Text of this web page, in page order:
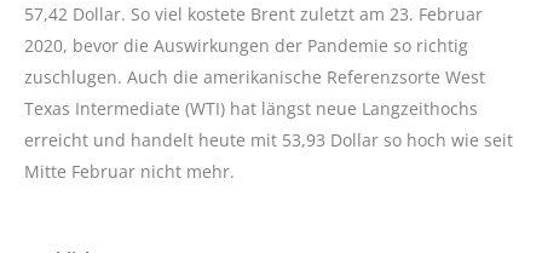
57,42 Dollar. So viel kostete Brent zuletzt am 23. Februar
2020, bevor die Auswirkungen der Pandemie so richtig
zuschlugen. Auch die amerikanische Referenzsorte West
Texas Intermediate (WTI) hat längst neue Langzeithochs
erreicht und handelt heute mit 53,93 Dollar so hoch wie seit
Mitte Februar nicht mehr.